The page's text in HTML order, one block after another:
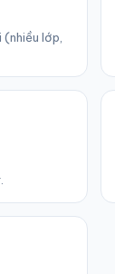
lớp,